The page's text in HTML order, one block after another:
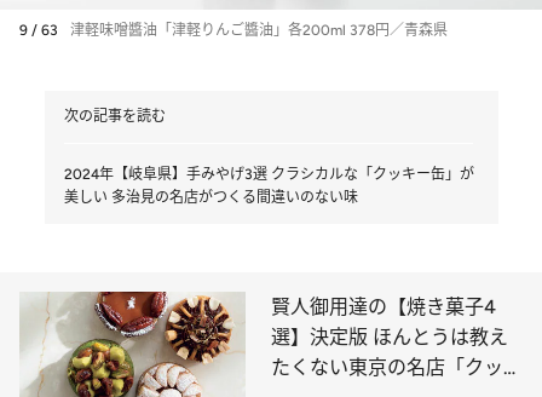
9 / 63 津軽味噌醬油「津軽りんご醬油」各200ml 378円／青森県
次の記事を読む
2024年【岐阜県】手みやげ3選 クラシカルな「クッキー缶」が
美しい 多治見の名店がつくる間違いのない味
賢人御用達の【焼き菓子4
選】決定版 ほんとうは教え
たくない東京の名店「クッキ